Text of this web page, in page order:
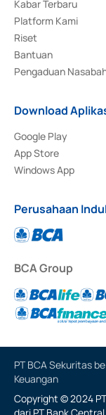
Kabar Terbaru
Platform Kami
Riset
Bantuan
Pengaduan
Download
Google Play
App Store
Windows App
Perusahaan
BCA Group
PT BCA Sekuritas
Keuangan
Copyright © 2024